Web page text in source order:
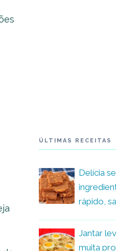
ÚLTIMAS RECEITAS
Delícia
rápido,
Jantar
muita